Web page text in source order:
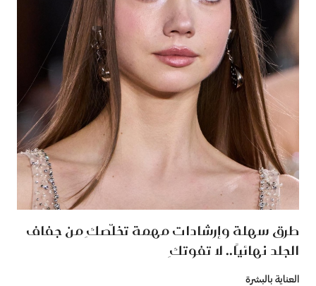
طرق سهلة وإرشادات مهمة تخلّصكِ من جفاف
الجلد نهائيًا.. لا تفوتكِ
العناية بالبشرة